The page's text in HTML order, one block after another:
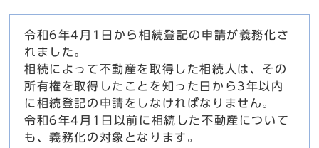
令和6年4月1日から相続登記の申請が義務化さ
れました。
相続によって不動産を取得した相続人は、その
所有権を取得したことを知った日から3年以内
に相続登記の申請をしなければなりません。
令和6年4月1日以前に相続した不動産について
も、義務化の対象となります。